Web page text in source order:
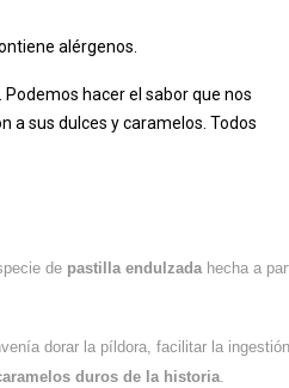
alérgenos.
hacer el sabor que nos
a sus dulces y caramelos. Todos
de pastilla endulzada hecha a
dorar la píldora, facilitar la
duros de la historia